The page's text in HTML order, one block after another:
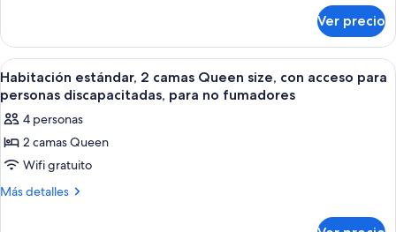
Queen
size,
con
acceso
para
personas
discapacitadas,
no
estándar,
cama
Queen
size,
con
acceso
personas
discapacitadas,
para
Ver precio
Abrir
todas
las
fotos
de
Habitación
estándar,
Una habitación de hotel con dos
26
Habitación estándar, 2 camas Queen size, con acceso para
personas discapacitadas, para no fumadores
4 personas
2 camas Queen
Wifi gratuito
Más detalles
Más